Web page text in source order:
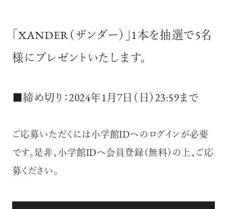
「XANDER（ザンダー）」1本を抽選で5名
様にプレゼントいたします。
■締め切り：2024年1月7日（日）23:59まで
ご応募いただくには小学館IDへのログインが必要
です。是非、小学館IDへ会員登録（無料）の上、ご応
募ください。